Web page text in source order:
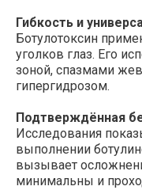
Гибкость и
Ботулотоксин
уголков глаз. Его
зоной, спазмами
гипергидрозом.
Подтверждённая
Исследования
выполнении
вызывает
минимальны и